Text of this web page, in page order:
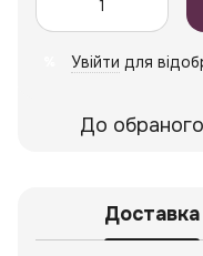
Увійти для
До обраного
Доставка